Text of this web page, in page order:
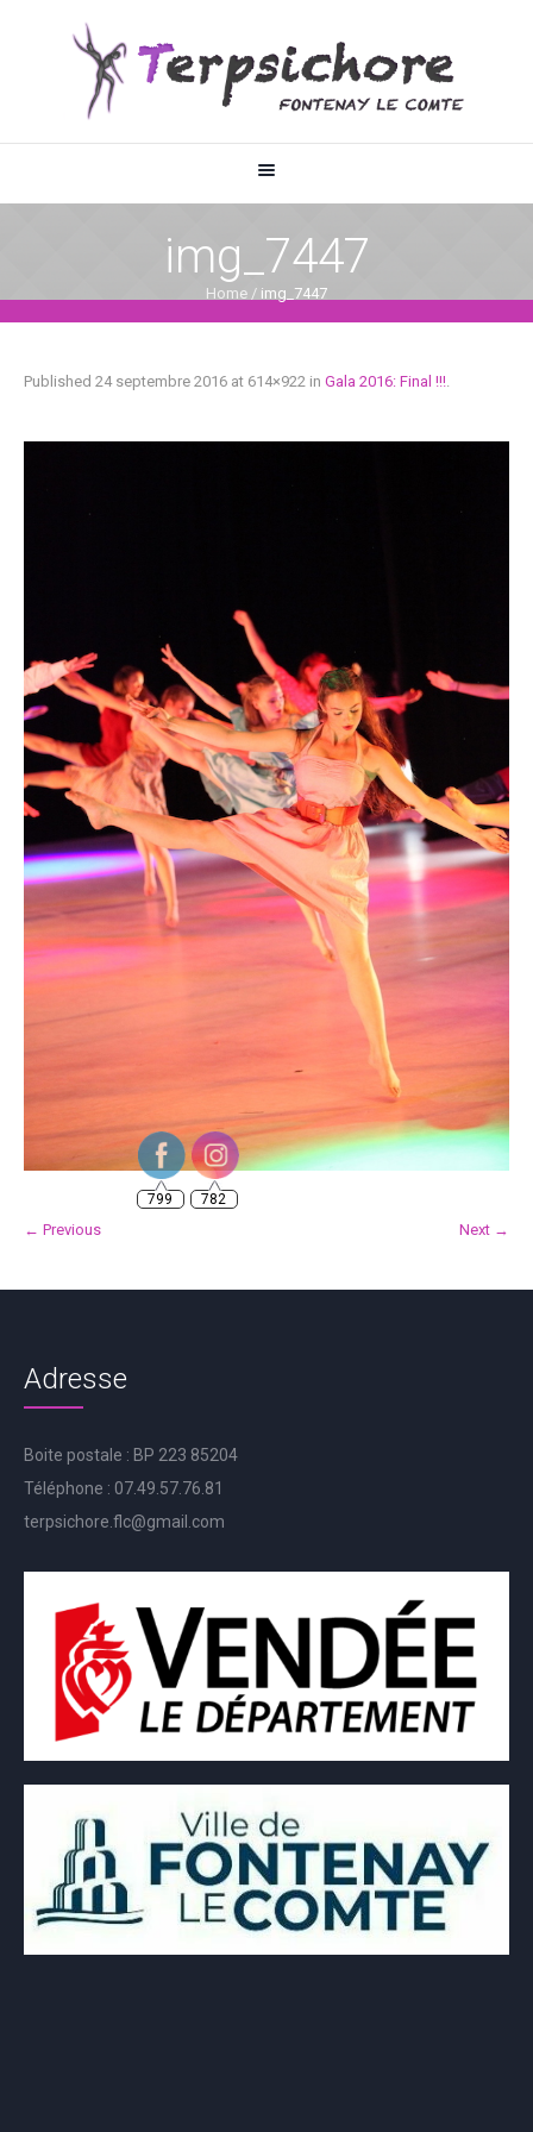
img_7447
Home / img_7447
Published 24 septembre 2016 at 614×922 in Gala 2016: Final !!!.
← Previous Next →
Adresse
Boite postale : BP 223 85204
Téléphone : 07.49.57.76.81
terpsichore.flc@gmail.com
799 782